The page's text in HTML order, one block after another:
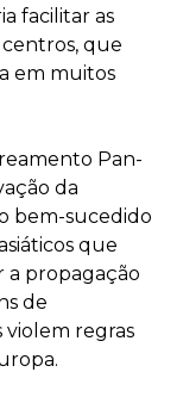
facilitar as
que
em muitos
Pan-
da
bem-sucedido
que
a propagação
de
regras